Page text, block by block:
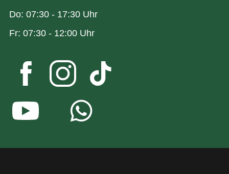
Do: 07:30 - 17:30 Uhr
Fr: 07:30 - 12:00 Uhr